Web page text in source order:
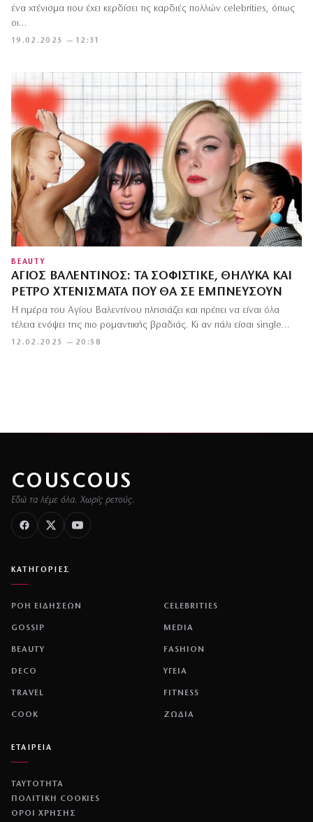
19.02.2025 — 12:31
ένα χτένισμα που έχει κερδίσει τις καρδιές πολλών celebrities, όπως
οι…
BEAUTY
ΆΓΙΟΣ ΒΑΛΕΝΤΊΝΟΣ: ΤΑ ΣΟΦΙΣΤΙΚΈ, ΘΗΛΥΚΆ ΚΑΙ
ΡΕΤΡΌ ΧΤΕΝΊΣΜΑΤΑ ΠΟΥ ΘΑ ΣΕ ΕΜΠΝΕΎΣΟΥΝ
12.02.2025 — 20:58
Η ημέρα του Αγίου Βαλεντίνου πλησιάζει και πρέπει να είναι όλα
τέλεια ενόψει της πιο ρομαντικής βραδιάς. Κι αν πάλι είσαι single…
COUSCOUS
Εδώ τα λέμε όλα. Χωρίς ρετούς.
ΚΑΤΗΓΟΡΙΕΣ
ΡΟΗ ΕΙΔΗΣΕΩΝ CELEBRITIES
GOSSIP MEDIA
BEAUTY FASHION
DECO ΥΓΕΙΑ
TRAVEL FITNESS
COOK ΖΩΔΙΑ
ΕΤΑΙΡΕΙΑ
ΤΑΥΤΟΤΗΤΑ
ΠΟΛΙΤΙΚΉ COOKIES
ΌΡΟΙ ΧΡΉΣΗΣ